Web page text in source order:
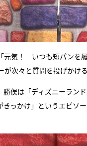
気！ いつも短パンを
次々と質問を投げかける
勝俣は「ディズニーラ
っかけ」というエピソ